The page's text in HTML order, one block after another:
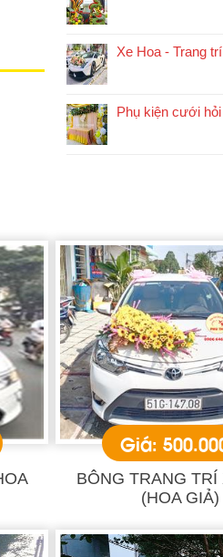
Xe Hoa - Trang
Phụ kiện cưới hỏi
Giá:
BÔNG TRANG TRÍ
(HOA GIẢ)